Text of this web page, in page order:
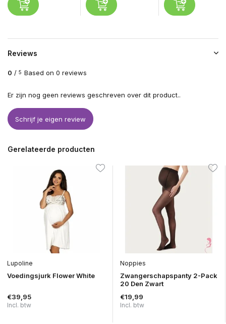
Reviews
0 / 5 Based on 0 reviews
Er zijn nog geen reviews geschreven over dit product..
Schrijf je eigen review
Gerelateerde producten
Lupoline
Voedingsjurk Flower White
€39,95
Incl. btw
Noppies
Zwangerschapspanty 2-Pack
20 Den Zwart
€19,99
Incl. btw